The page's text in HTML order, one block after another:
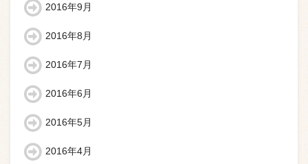
2016年9月
2016年8月
2016年7月
2016年6月
2016年5月
2016年4月